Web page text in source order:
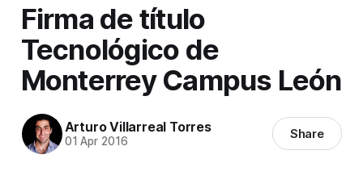
Firma de título
Tecnológico de
Monterrey Campus León
Arturo Villarreal Torres
01 Apr 2016 Share